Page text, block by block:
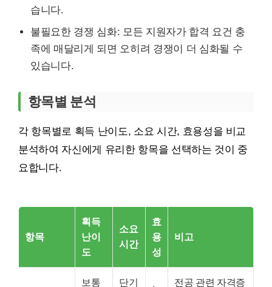
습니다.
불필요한 경쟁 심화: 모든 지원자가 합격 요건 충
족에 매달리게 되면 오히려 경쟁이 더 심화될 수
있습니다.
항목별 분석
각 항목별로 획득 난이도, 소요 시간, 효용성을 비교
분석하여 자신에게 유리한 항목을 선택하는 것이 중
요합니다.
항목
획득
난이
도
소요
시간
효
용
성
비고
보통 단기 전공 관련 자격증